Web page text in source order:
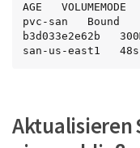
AGE   VOLUMEMODE
pvc-san   Bound
b3d033e2e62b
san-us-east1
Aktualisieren